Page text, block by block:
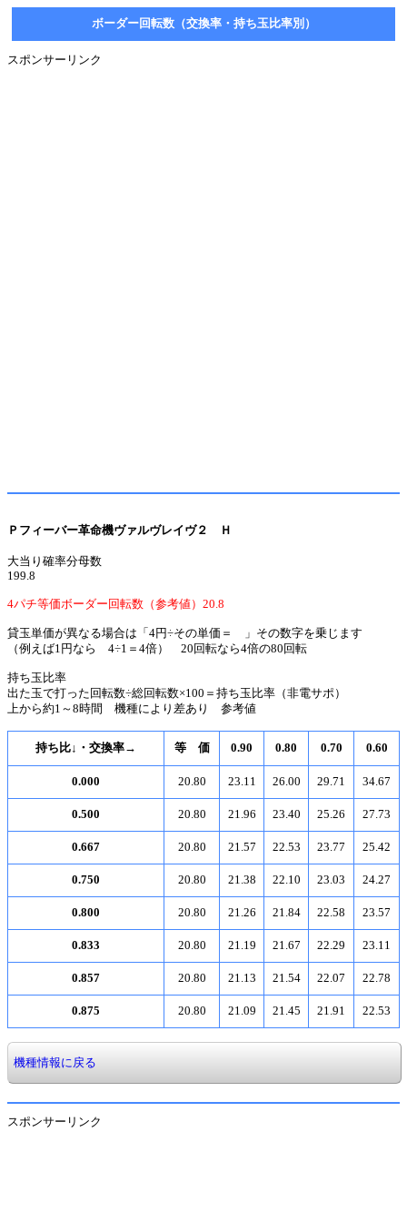
ボーダー回転数（交換率・持ち玉比率別）
スポンサーリンク
Ｐフィーバー革命機ヴァルヴレイヴ２ Ｈ
大当り確率分母数
199.8
4パチ等価ボーダー回転数（参考値）20.8
貸玉単価が異なる場合は「4円÷その単価＝ 」その数字を乗じます
（例えば1円なら 4÷1＝4倍） 20回転なら4倍の80回転
持ち玉比率
出た玉で打った回転数÷総回転数×100＝持ち玉比率（非電サポ）
上から約1～8時間 機種により差あり 参考値
持ち比↓・交換率→ 等 価 0.90 0.80 0.70 0.60
0.000 20.80 23.11 26.00 29.71 34.67
0.500 20.80 21.96 23.40 25.26 27.73
0.667 20.80 21.57 22.53 23.77 25.42
0.750 20.80 21.38 22.10 23.03 24.27
0.800 20.80 21.26 21.84 22.58 23.57
0.833 20.80 21.19 21.67 22.29 23.11
0.857 20.80 21.13 21.54 22.07 22.78
0.875 20.80 21.09 21.45 21.91 22.53
機種情報に戻る
スポンサーリンク